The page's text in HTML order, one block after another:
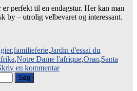
perfekt til en endagstur. Her kan man
by – utrolig velbevaret og interessant.
,familieferie,Jardin d'essai du
,Notre Dame l'afrique,Oran,Santa
en kommentar